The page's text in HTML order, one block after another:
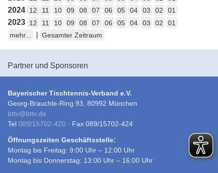
2024 12 11 10 09 08 07 06 05 04 03 02 01
2023 12 11 10 09 08 07 06 05 04 03 02
01
mehr...
Gesamter Zeitraum
Partner und Sponsoren
Bayerischer Tischtennis-Verband e.V.
Georg-Brauchle-Ring 93, 80992 München
bttv@bttv.de
Tel 089/15702-420 · Fax 089/15702-424
Öffnungszeiten Geschäftsstelle:
Montag bis Freitag: 9:00 Uhr – 12:00 Uhr
Montag bis Donnerstag: 13:00 Uhr – 16:00 Uhr